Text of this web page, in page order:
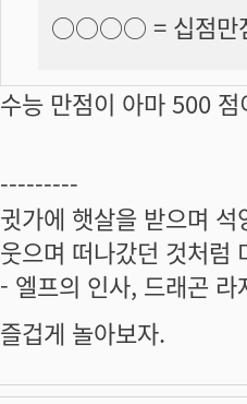
○○○○ = 십점만
수능 만점이 아마 500
---------
귓가에 햇살을 받으며
웃으며 떠나갔던 것처럼
- 엘프의 인사, 드래곤 라
즐겁게 놀아보자.